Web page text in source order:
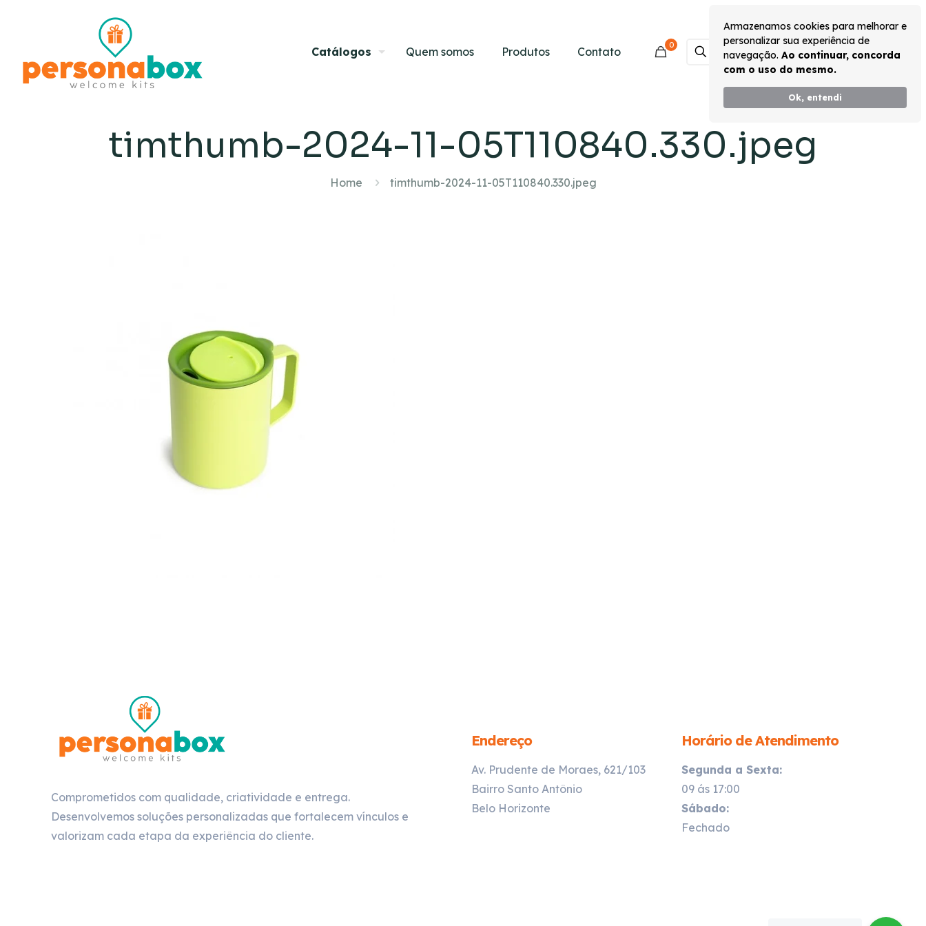
Armazenamos cookies para melhorar e
personalizar sua experiência de
navegação. Ao continuar, concorda
com o uso do mesmo.
Ok, entendi
Catálogos Quem somos Produtos Contato 0 Monte seu Kit
timthumb-2024-11-05T110840.330.jpeg
Home timthumb-2024-11-05T110840.330.jpeg
Comprometidos com qualidade, criatividade e entrega.
Desenvolvemos soluções personalizadas que fortalecem vínculos e
valorizam cada etapa da experiência do cliente.
Endereço
Av. Prudente de Moraes, 621/103
Bairro Santo Antônio
Belo Horizonte
Horário de Atendimento
Segunda a Sexta:
09 ás 17:00
Sábado:
Fechado